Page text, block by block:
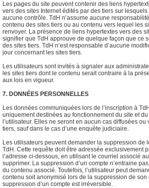
Les pages du site peuvent contenir des liens
vers des sites Internet édités par des tiers sur lesquels
aucune contrôle. TdH n’assume aucune
contenu des sites tiers ou au contenu vers lequel les
renvoyer. La présence de liens hypertextes vers des
signifier que TdH approuve de quelque façon que ce
des sites tiers. TdH n’est responsable d’aucune
jour concernant les sites tiers.
Les utilisateurs sont invités à signaler aux
les sites tiers dont le contenu serait contraire à la
aux lois en vigueur.
7. DONNÉES PERSONNELLES
Les données communiquées lors de l’inscription à
uniquement destinées au fonctionnement du site et
l’utilisateur. Elles ne seront en aucun cas diffusées ou
tiers, sauf dans le cas d’une enquête judiciaire.
Les utilisateurs peuvent demander la suppression de
TdH. Cette requête doit être adressée exclusivement
l’adresse ci-dessous, en utilisant le courriel associé
supprimer. La suppression d’un compte n’entraine
du contenu associé. Toutefois, l’utilisateur peut
contenu soit anonymisé lors de la suppression de son
suppression d’un compte est irréversible.